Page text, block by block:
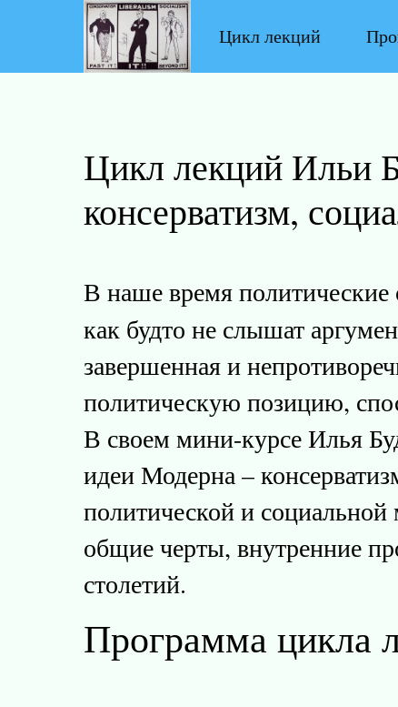
Цикл лекций
Цикл лекций Ильи
консерватизм,
В наше время
как будто не слышат
завершенная и
политическую позицию,
В своем мини-курсе Илья
идеи Модерна –
политической и
общие черты, внутренние
столетий.
Программа цикла